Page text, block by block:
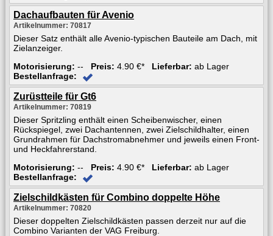
Dachaufbauten für Avenio
Artikelnummer: 70817
Dieser Satz enthält alle Avenio-typischen Bauteile am Dach, mit
Zielanzeiger.
Motorisierung: -- Preis: 4.90 €* Lieferbar: ab Lager
Bestellanfrage:
Zurüstteile für Gt6
Artikelnummer: 70819
Dieser Spritzling enthält einen Scheibenwischer, einen
Rückspiegel, zwei Dachantennen, zwei Zielschildhalter, einen
Grundrahmen für Dachstromabnehmer und jeweils einen Front-
und Heckfahrerstand.
Motorisierung: -- Preis: 4.90 €* Lieferbar: ab Lager
Bestellanfrage:
Zielschildkästen für Combino doppelte Höhe
Artikelnummer: 70820
Dieser doppelten Zielschildkästen passen derzeit nur auf die
Combino Varianten der VAG Freiburg.